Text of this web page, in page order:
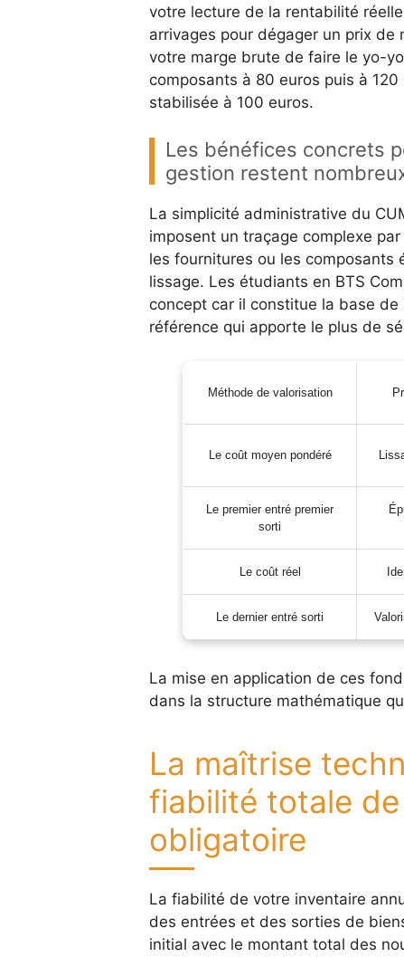
votre lecture de la rentabilité
arrivages pour dégager un prix
votre marge brute de faire le yo-
composants à 80 euros puis à
stabilisée à 100 euros.
Les bénéfices concrets
gestion restent
La simplicité administrative du
imposent un traçage complexe
les fournitures ou les
lissage. Les étudiants en BTS
concept car il constitue la base de
référence qui apporte le plus de
Méthode de valorisation
Le coût moyen pondéré
Le premier entré premier
sorti
Le coût réel
Le dernier entré sorti
La mise en application de ces
dans la structure mathématique
La maîtrise
fiabilité totale
obligatoire
La fiabilité de votre inventaire
des entrées et des sorties de
initial avec le montant total des